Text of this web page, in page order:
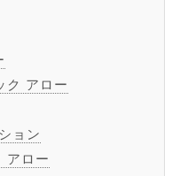
ク アロー
ョン
アロー